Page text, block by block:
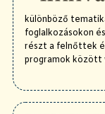
különböző
foglalkozásokon
részt a felnőttek
programok között